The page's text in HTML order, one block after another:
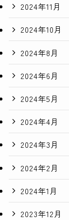
2024年11月
2024年10月
2024年8月
2024年6月
2024年5月
2024年4月
2024年3月
2024年2月
2024年1月
2023年12月